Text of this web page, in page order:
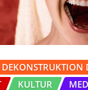
KULTUR